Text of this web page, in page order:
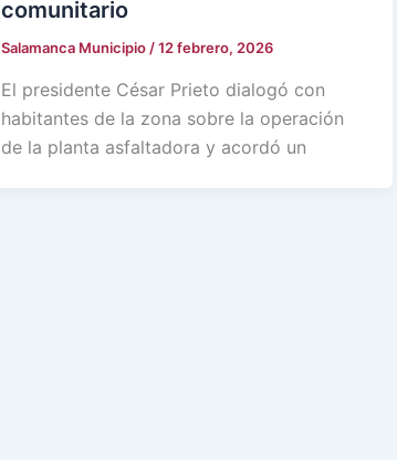
comunitario
Salamanca Municipio /12 febrero, 2026
El presidente César Prieto dialogó con
habitantes de la zona sobre la operación
de la planta asfaltadora y acordó un